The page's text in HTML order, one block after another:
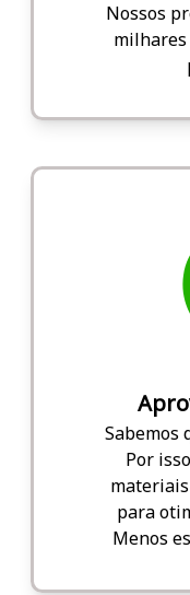
Nossos
milhares
Sabemos
Por
para
Menos